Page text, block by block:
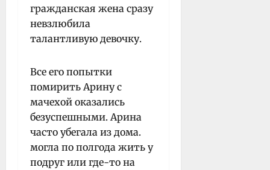
гражданская жена сразу
невзлюбила
талантливую девочку.
Все его попытки
помирить Арину с
мачехой оказались
безуспешными. Арина
часто убегала из дома.
могла по полгода жить у
подруг или где-то на